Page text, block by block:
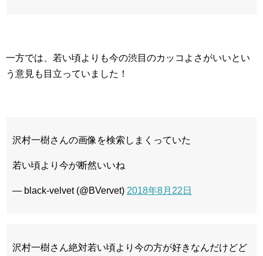
一方では、若い頃よりも今の渋目のカッコよさがいいとい
う意見も目立っていました！
沢村一樹さんの画像を検索しまくっていた
若い頃より今が断然いいね
— black-velvet (@BVervet) 2018年8月22日
沢村一樹さん絶対若い頃より今の方が好きなんだけどど